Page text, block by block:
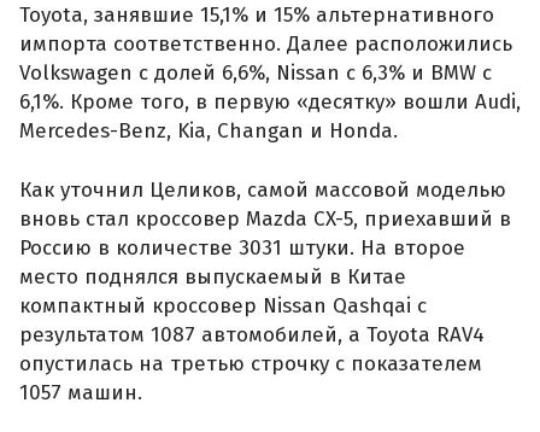
Toyota, занявшие 15,1% и 15% альтернативного
импорта соответственно. Далее расположились
Volkswagen с долей 6,6%, Nissan с 6,3% и BMW с
6,1%. Кроме того, в первую «десятку» вошли Audi,
Mercedes-Benz, Kia, Changan и Honda.
Как уточнил Целиков, самой массовой моделью
вновь стал кроссовер Mazda CX-5, приехавший в
Россию в количестве 3031 штуки. На второе
место поднялся выпускаемый в Китае
компактный кроссовер Nissan Qashqai с
результатом 1087 автомобилей, а Toyota RAV4
опустилась на третью строчку с показателем
1057 машин.